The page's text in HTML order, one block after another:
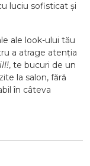
luciu sofisticat și
ale look-ului tău
a atrage atenția
, te bucuri de un
la salon, fără
în câteva